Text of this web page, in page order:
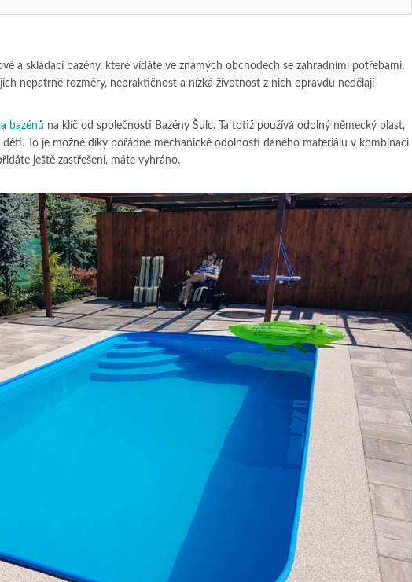
a skládací bazény, které vídáte ve známých obchodech se zahradními potřebami.
nepatrné rozměry, nepraktičnost a nízká životnost z nich opravdu nedělají
bazénů na klíč od společnosti Bazény Šulc. Ta totiž používá odolný německý plast,
To je možné díky pořádné mechanické odolnosti daného materiálu v kombinaci
ještě zastřešení, máte vyhráno.